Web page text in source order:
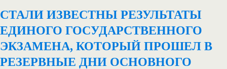
СТАЛИ ИЗВЕСТНЫ РЕЗУЛЬТАТЫ
ЕДИНОГО ГОСУДАРСТВЕННОГО
ЭКЗАМЕНА, КОТОРЫЙ ПРОШЕЛ В
РЕЗЕРВНЫЕ ДНИ ОСНОВНОГО